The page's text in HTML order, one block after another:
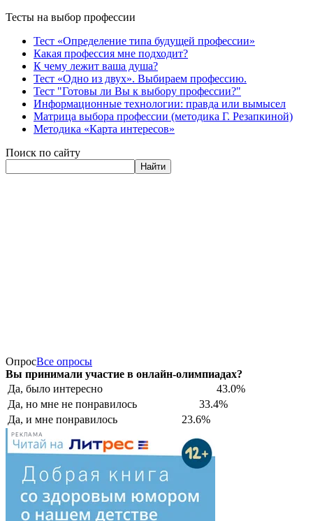
Тесты на выбор профессии
Тест «Определение типа будущей профессии»
Какая профессия мне подходит?
К чему лежит ваша душа?
Тест «Одно из двух». Выбираем профессию.
Тест "Готовы ли Вы к выбору профессии?"
Информационные технологии: правда или вымысел
Матрица выбора профессии (методика Г. Резапкиной)
Методика «Карта интересов»
Поиск по сайту
Найти
ОпросВсе опросы
Вы принимали участие в онлайн-олимпиадах?
Да, было интересно
43.0%
Да, но мне не понравилось
33.4%
Да, и мне понравилось
23.6%
РЕКЛАМА